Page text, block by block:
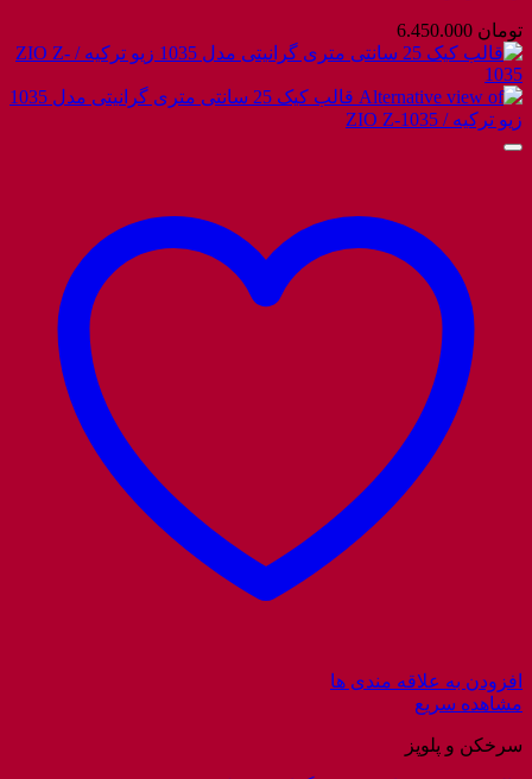
تومان
افزودن به علاقه مندی ها
مشاهده سریع
سرخکن و پلوپز